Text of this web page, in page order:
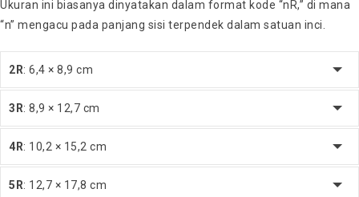
Ukuran ini biasanya dinyatakan dalam format kode “nR,” di mana
“n” mengacu pada panjang sisi terpendek dalam satuan inci.
2R: 6,4 × 8,9 cm
3R: 8,9 × 12,7 cm
4R: 10,2 × 15,2 cm
5R: 12,7 × 17,8 cm